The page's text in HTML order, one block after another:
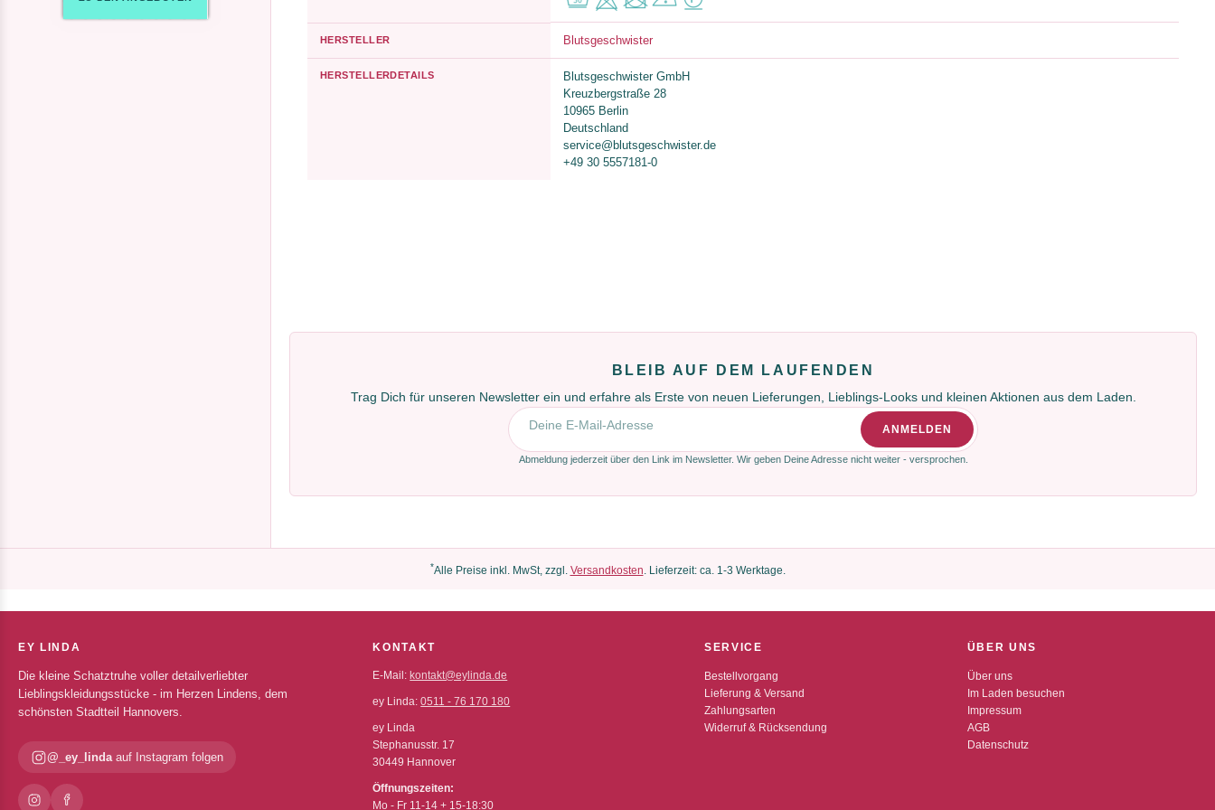
HERSTELLER Blutsgeschwister
HERSTELLERDETAILS
Blutsgeschwister GmbH
Kreuzbergstraße 28
10965 Berlin
Deutschland
service@blutsgeschwister.de
+49 30 5557181-0
BLEIB AUF DEM LAUFENDEN
Trag Dich für unseren Newsletter ein und erfahre als Erste von neuen Lieferungen, Lieblings-Looks und kleinen Aktionen aus dem Laden.
E-Mail-Adresse
ANMELDEN
Abmeldung jederzeit über den Link im Newsletter. Wir geben Deine Adresse nicht weiter - versprochen.
*Alle Preise inkl. MwSt, zzgl. Versandkosten. Lieferzeit: ca. 1-3 Werktage.
EY LINDA
Die kleine Schatztruhe voller detailverliebter
Lieblingskleidungsstücke - im Herzen Lindens, dem
schönsten Stadtteil Hannovers.
@_ey_lindaauf Instagram folgen
KONTAKT
E-Mail: kontakt@eylinda.de
ey Linda:0511 - 76 170 180
ey Linda
Stephanusstr. 17
30449 Hannover
Öffnungszeiten:
Mo - Fr 11-14 + 15-18:30
SERVICE
Bestellvorgang
Lieferung & Versand
Zahlungsarten
Widerruf & Rücksendung
ÜBER UNS
Über uns
Im Laden besuchen
Impressum
AGB
Datenschutz